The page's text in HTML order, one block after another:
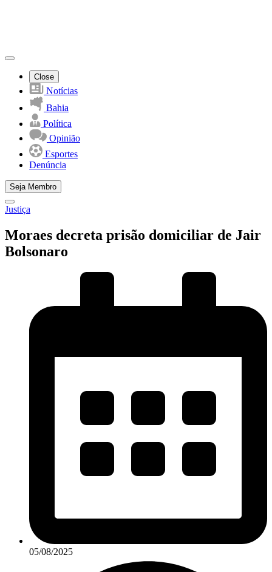
Close
Notícias
Bahia
Política
Opinião
Esportes
Denúncia
Seja Membro
Justiça
Moraes decreta prisão domiciliar de Jair
Bolsonaro
05/08/2025